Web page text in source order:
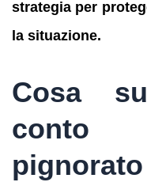
strategia per
la situazione.
Cosa